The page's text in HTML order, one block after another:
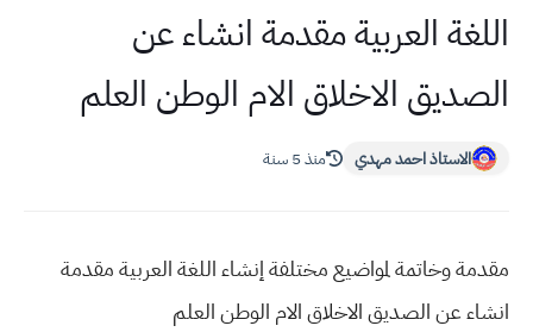
اللغة العربية مقدمة انشاء عن
الصديق الاخلاق الام الوطن العلم
الاستاذ احمد مهدي منذ 5 سنة
مقدمة وخاتمة لمواضيع مختلفة إنشاء اللغة العربية مقدمة
انشاء عن الصديق الاخلاق الام الوطن العلم